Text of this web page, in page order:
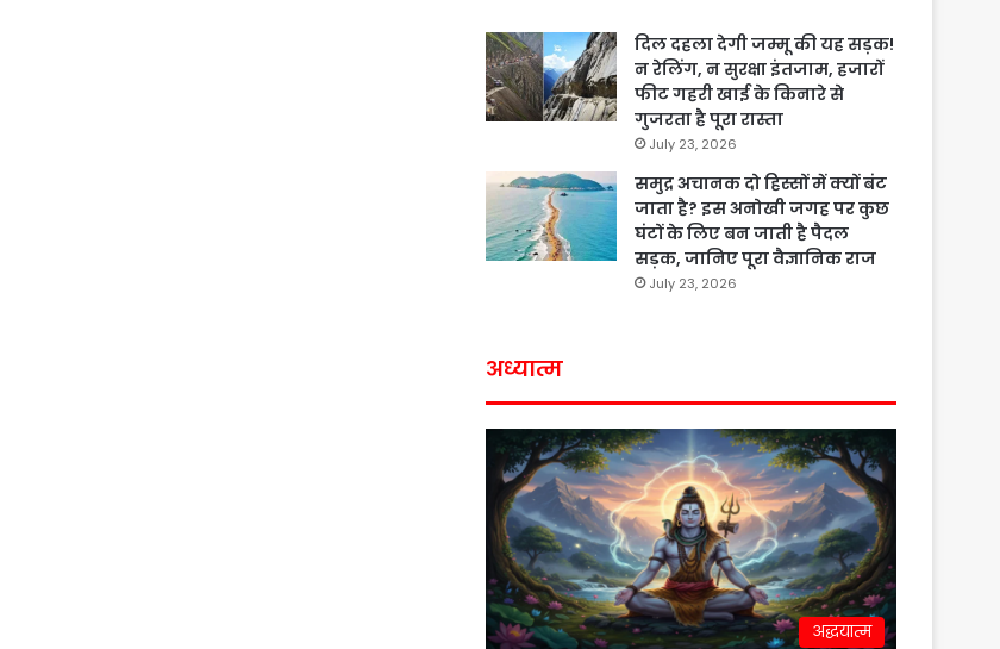
दिल दहला देगी जम्मू की यह सड़क!
न रेलिंग, न सुरक्षा इंतजाम, हजारों
फीट गहरी खाई के किनारे से
गुजरता है पूरा रास्ता
July 23, 2026
समुद्र अचानक दो हिस्सों में क्यों बंट
जाता है? इस अनोखी जगह पर कुछ
घंटों के लिए बन जाती है पैदल
सड़क, जानिए पूरा वैज्ञानिक राज
July 23, 2026
अध्यात्म
अद्धयात्म